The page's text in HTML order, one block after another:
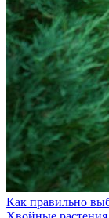
Как правильно